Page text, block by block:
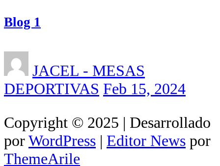
Blog 1
JACEL - MESAS
DEPORTIVAS Feb 15, 2024
Copyright © 2025 | Desarrollado
porWordPress | Editor News por
ThemeArile